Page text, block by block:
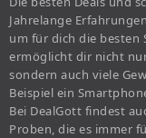
Jahrelange
um für dich die besten
ermöglicht dir nicht
sondern auch viele
Beispiel ein
Bei DealGott findest
Proben, die es immer